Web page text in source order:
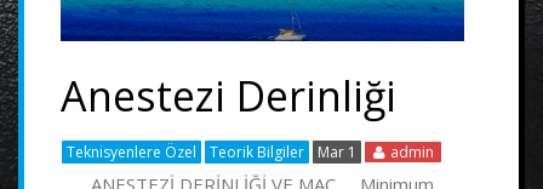
Anestezi Derinliği
Teknisyenlere Özel Teorik Bilgiler Mar 1 admin
ANESTEZİ DERİNLİĞİ VE MAC Minimum